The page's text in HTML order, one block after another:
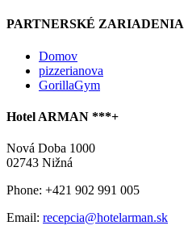
PARTNERSKÉ ZARIADENIA
Domov
pizzerianova
GorillaGym
Hotel ARMAN ***+
Nová Doba 1000
02743 Nižná
Phone: +421 902 991 005
Email: recepcia@hotelarman.sk